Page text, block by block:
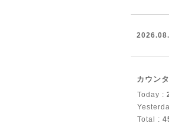
カウン
Today :
Total :